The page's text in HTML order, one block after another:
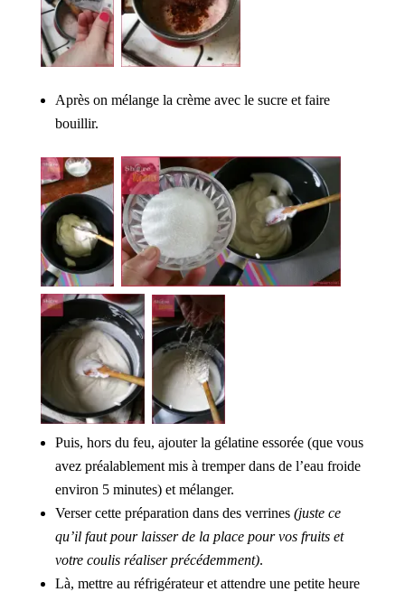
Après on mélange la crème avec le sucre et faire
bouillir.
Puis, hors du feu, ajouter la gélatine essorée (que vous
avez préalablement mis à tremper dans de l’eau froide
environ 5 minutes) et mélanger.
Verser cette préparation dans des verrines(juste ce
qu’il faut pour laisser de la place pour vos fruits et
votre coulis réaliser précédemment).
Là, mettre au réfrigérateur et attendre une petite heure